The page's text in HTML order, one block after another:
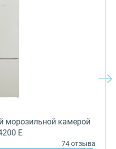
морозильной камерой
E
74 отзыва